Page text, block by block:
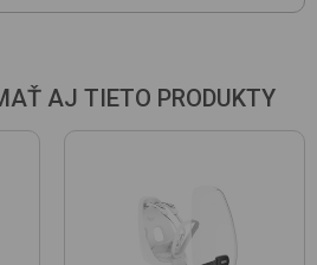
AJ TIETO PRODUKTY